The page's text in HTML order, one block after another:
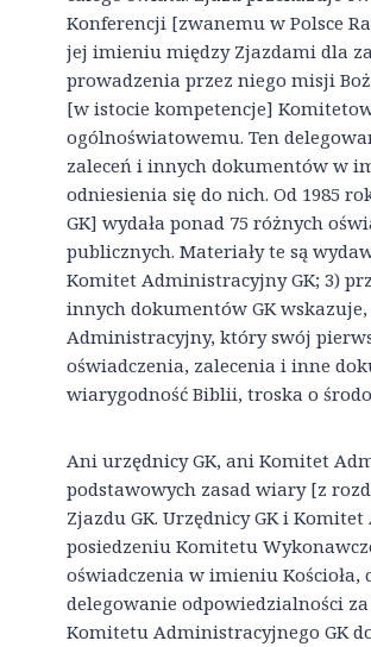
Konferencji [zwanemu w Polsce
jej imieniu między Zjazdami dla
prowadzenia przez niego misji
[w istocie kompetencje]
ogólnoświatowemu. Ten
zaleceń i innych dokumentów w
odniesienia się do nich. Od 1985
GK] wydała ponad 75 różnych
publicznych. Materiały te są
Komitet Administracyjny GK; 3)
innych dokumentów GK
Administracyjny, który swój
oświadczenia, zalecenia i inne
wiarygodność Biblii, troska o
Ani urzędnicy GK, ani Komitet
podstawowych zasad wiary [z
Zjazdu GK. Urzędnicy GK i
posiedzeniu Komitetu
oświadczenia w imieniu
delegowanie odpowiedzialności
Komitetu Administracyjnego GK